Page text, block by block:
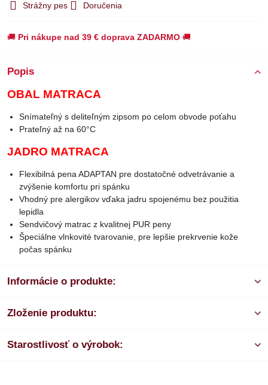
Strážny pes
Doručenia
🚚 Pri nákupe nad 39 € doprava ZADARMO 🚚
Popis
OBAL MATRACA
Snímateľný s deliteľným zipsom po celom obvode poťahu
Prateľný až na 60°C
JADRO MATRACA
Flexibilná pena ADAPTAN pre dostatočné odvetrávanie a
zvýšenie komfortu pri spánku
Vhodný pre alergikov vďaka jadru spojenému bez použitia
lepidla
Sendvičový matrac z kvalitnej PUR peny
Špeciálne vlnkovité tvarovanie, pre lepšie prekrvenie kože
počas spánku
Informácie o produkte:
Zloženie produktu:
Starostlivosť o výrobok: